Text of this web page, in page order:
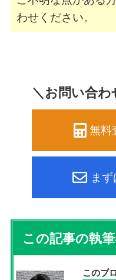
わせください。
＼お問い合
無料
ま
この記事の執
このブ